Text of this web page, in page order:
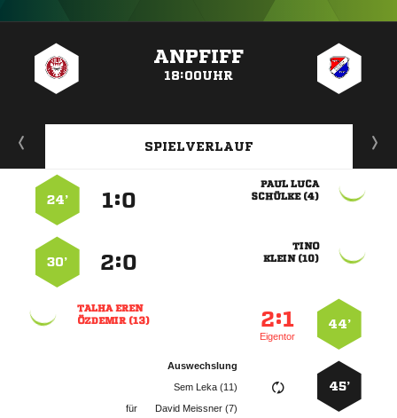
ANPFIFF
18:00UHR
SPIELVERLAUF
 
 
:
24’

 
:
30’
44’
:
Eigentor
 
 
45’
Auswechslung
  
für
  